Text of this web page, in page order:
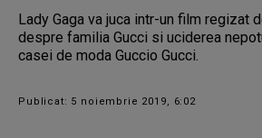
Lady Gaga va juca intr-un film regizat
despre familia Gucci si uciderea
casei de moda Guccio Gucci.
Publicat: 5 noiembrie 2019, 6:02